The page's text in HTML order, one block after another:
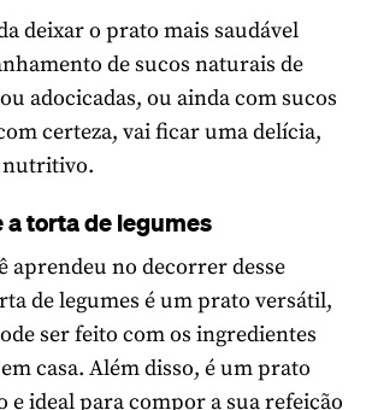
deixar o prato mais saudável
de sucos naturais de
adocicadas, ou ainda com sucos
certeza, vai ficar uma delícia,
nutritivo.
torta de legumes
aprendeu no decorrer desse
de legumes é um prato versátil,
ser feito com os ingredientes
casa. Além disso, é um prato
ideal para compor a sua refeição